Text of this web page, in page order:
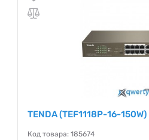
TENDA (TEF1118P-16-150W)
Код товара: 185674